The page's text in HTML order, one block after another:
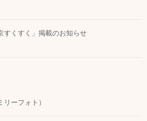
すくすく」掲載のお知らせ
ーフォト）